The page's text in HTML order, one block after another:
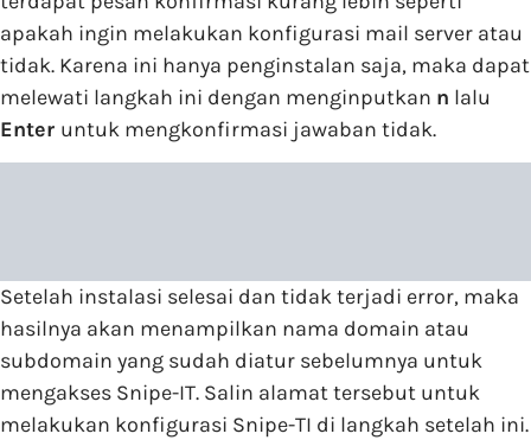
apakah ingin melakukan konfigurasi mail server atau
tidak. Karena ini hanya penginstalan saja, maka dapat
melewati langkah ini dengan menginputkan n lalu
Enter untuk mengkonfirmasi jawaban tidak.
Setelah instalasi selesai dan tidak terjadi error, maka
hasilnya akan menampilkan nama domain atau
subdomain yang sudah diatur sebelumnya untuk
mengakses Snipe-IT. Salin alamat tersebut untuk
melakukan konfigurasi Snipe-TI di langkah setelah ini.